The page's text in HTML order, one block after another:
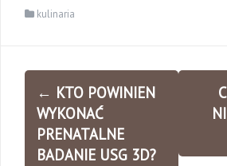
kulinaria
Zobacz
wpisy
← KTO POWINIEN
WYKONAĆ
PRENATALNE
BADANIE USG 3D?